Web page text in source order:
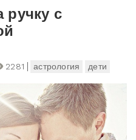
ручку с
2281 астрология дети